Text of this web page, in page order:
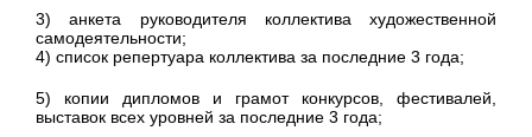
3) анкета руководителя коллектива художественной
самодеятельности;
4) список репертуара коллектива за последние 3 года;
5) копии дипломов и грамот конкурсов, фестивалей,
выставок всех уровней за последние 3 года;